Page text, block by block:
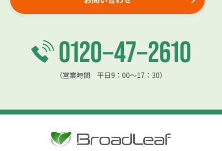
（営業時間 平日9：00〜17：30）